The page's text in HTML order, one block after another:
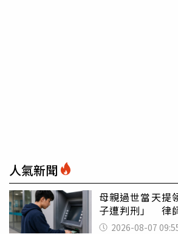
人氣新聞
母親過世當天提
子遭判刑」 律
罪 2026-08-07